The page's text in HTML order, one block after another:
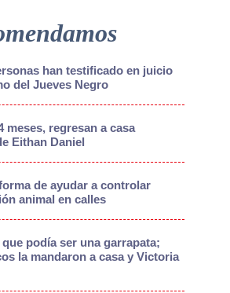
han testificado en juicio
del Jueves Negro
meses, regresan a casa
Eithan Daniel
de ayudar a controlar
animal en calles
podía ser una garrapata;
la mandaron a casa y Victoria